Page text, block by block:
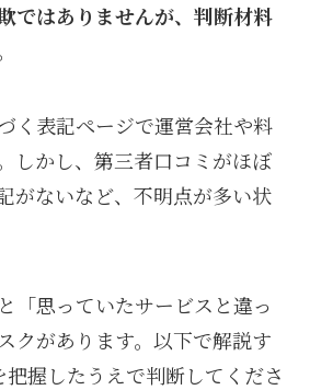
ではありませんが、判断材料
く表記ページで運営会社や料
しかし、第三者口コミがほぼ
がないなど、不明点が多い状
「思っていたサービスと違っ
クがあります。以下で解説す
握したうえで判断してくださ